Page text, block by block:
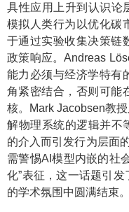
具性应用上升到认识论
模拟人类行为以优化碳
于通过实验收集决策链
政策响应。Andreas
能力必须与经济学特有
角紧密结合，否则可能
核。Mark Jacobsen教
解物理系统的逻辑并不
的介入而引发行为层面
需警惕AI模型内嵌的社
化”表征，这一话题引
的学术氛围中圆满结束。